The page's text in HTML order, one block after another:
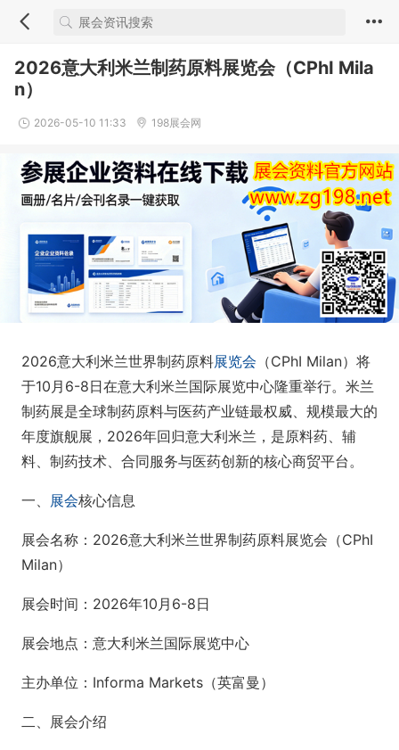
2026意大利米兰制药原料展览会（CPhI Mila
n）
2026-05-10 11:33 198展会网
2026意大利米兰世界制药原料展览会 （CPhI Milan）将
于10月6-8日在意大利米兰国际展览中心隆重举行。米兰
制药展是全球制药原料与医药产业链最权威、规模最大的
年度旗舰展，2026年回归意大利米兰，是原料药、辅
料、制药技术、合同服务与医药创新的核心商贸平台。
一、 展会核心信息
展会名称：2026意大利米兰世界制药原料展览会（CPhI
Milan）
展会时间：2026年10月6-8日
展会地点：意大利米兰国际展览中心
主办单位：Informa Markets（英富曼）
二、展会介绍